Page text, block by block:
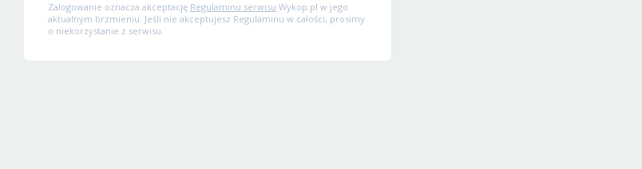
Zalogowanie oznacza akceptację Regulaminu serwisu Wykop.pl w jego
aktualnym brzmieniu. Jeśli nie akceptujesz Regulaminu w całości, prosimy
o niekorzystanie z serwisu.